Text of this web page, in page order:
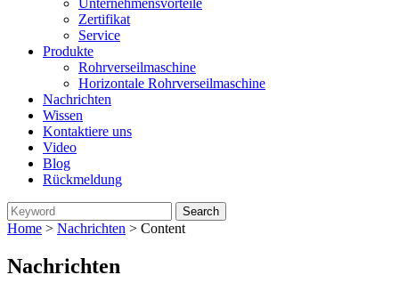
Unternehmensvorteile
Zertifikat
Service
Produkte
Rohrverseilmaschine
Horizontale Rohrverseilmaschine
Nachrichten
Wissen
Kontaktiere uns
Video
Blog
Rückmeldung
Home > Nachrichten > Content
Nachrichten